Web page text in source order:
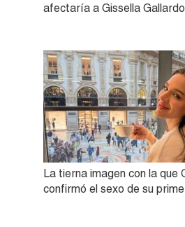
afectaría a Gissella Gallardo
La tierna imagen con la que
confirmó el sexo de su